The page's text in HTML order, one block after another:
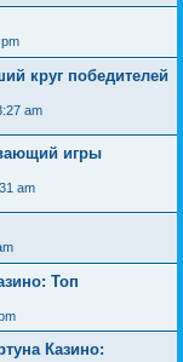
круг победителей
am
игры
am
Топ
Казино: